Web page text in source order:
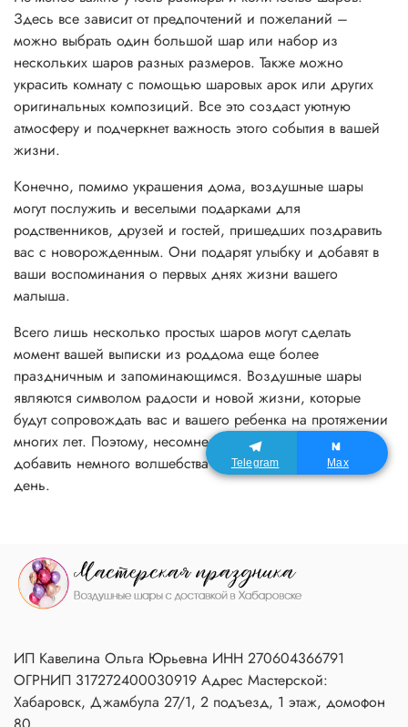
Здесь все зависит от предпочтений и пожеланий –
можно выбрать один большой шар или набор из
нескольких шаров разных размеров. Также можно
украсить комнату с помощью шаровых арок или других
оригинальных композиций. Все это создаст уютную
атмосферу и подчеркнет важность этого события в вашей
жизни.
Конечно, помимо украшения дома, воздушные шары
могут послужить и веселыми подарками для
родственников, друзей и гостей, пришедших поздравить
вас с новорожденным. Они подарят улыбку и добавят в
ваши воспоминания о первых днях жизни вашего
малыша.
Всего лишь несколько простых шаров могут сделать
момент вашей выписки из роддома еще более
праздничным и запоминающимся. Воздушные шары
являются символом радости и новой жизни, которые
будут сопровождать вас и вашего ребенка на протяжении
многих лет. Поэтому, несомненно, они стоят того, чтобы
добавить немного волшебства и красоты в этот особый
день.
ИП Кавелина Ольга Юрьевна ИНН 270604366791
ОГРНИП 317272400030919 Адрес Мастерской:
Хабаровск, Джамбула 27/1, 2 подъезд, 1 этаж, домофон
Telegram Max